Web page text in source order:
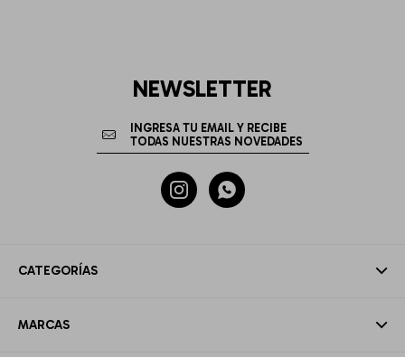
CATEGORÍAS
MARCAS
NEWSLETTER
 